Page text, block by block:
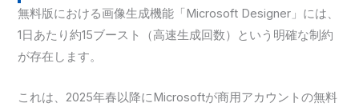
無料版における画像生成機能「Microsoft Designer」には、
1日あたり約15ブースト（高速生成回数）という明確な制約
が存在します。
これは、2025年春以降にMicrosoftが商用アカウントの無料